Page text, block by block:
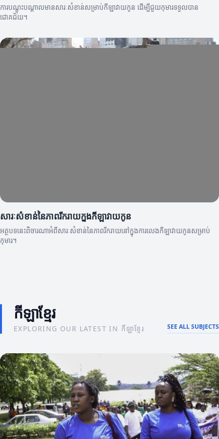
ការបណ្ដុះបណ្ដាលមានសារៈសំខាន់សម្រាប់កីឡាវាយកូន ដើម្បីជួយកុមារទទួលបាន
ជោគជ័យ។
សារៈសំខាន់នៃភាពរីករាយក្នុងកីឡាវាយកូន
អត្ថបទនេះពិចារណាអំពីសារៈសំខាន់នៃភាពរីករាយនៅក្នុងការលេងកីឡាវាយកូនសម្រាប់
កុមារ។
កីឡាខ្មែរ
EXPLORING OUR LATEST IN កីឡាខ្មែរ SEE ALL SUBJECTS